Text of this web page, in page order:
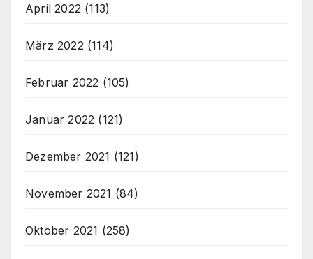
April 2022 (113)
März 2022 (114)
Februar 2022 (105)
Januar 2022 (121)
Dezember 2021 (121)
November 2021 (84)
Oktober 2021 (258)